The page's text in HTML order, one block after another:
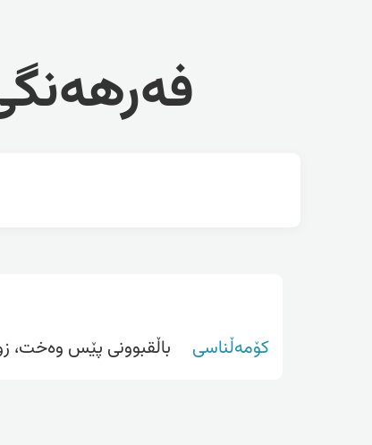
کۆمەڵناسی باڵقبوونی پێس وەخت،